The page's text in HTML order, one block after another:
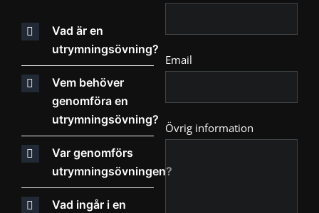
Vad är en
utrymningsövning?
Vem behöver
genomföra en
utrymningsövning?
Var genomförs
utrymningsövningen?
Vad ingår i en
Email
Övrig information